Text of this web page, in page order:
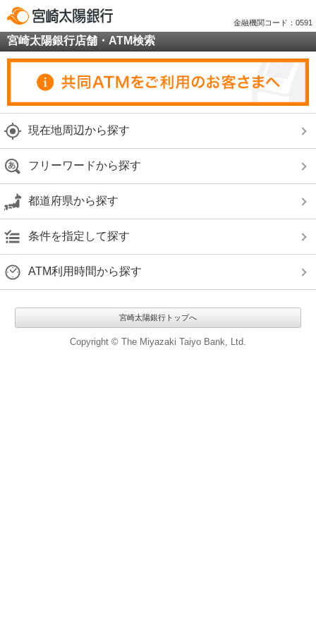
金融機関コード：0591
宮崎太陽銀行店舗・ATM検索
現在地周辺から探す
フリーワードから探す
都道府県から探す
条件を指定して探す
ATM利用時間から探す
宮崎太陽銀行トップへ
Copyright © The Miyazaki Taiyo Bank, Ltd.